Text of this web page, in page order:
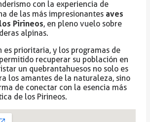
con la experiencia de
de las más impresionantes aves
Pirineos, en pleno vuelo sobre
alpinas.
es prioritaria, y los programas de
recuperar su población en
un quebrantahuesos no solo es
los amantes de la naturaleza, sino
de conectar con la esencia más
de los Pirineos.